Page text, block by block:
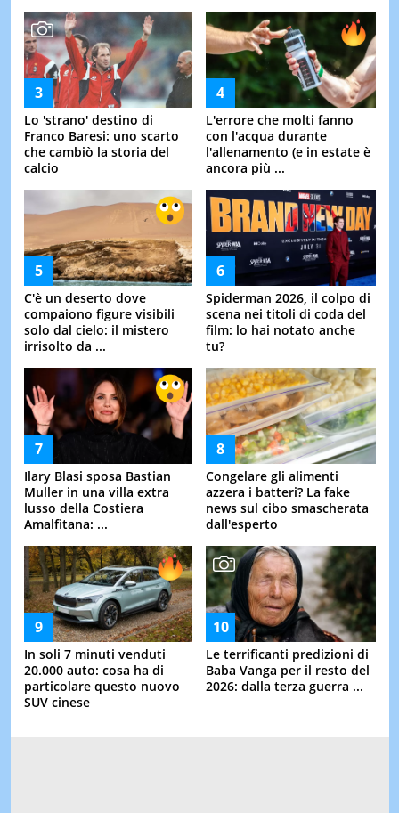
Lo 'strano' destino di
Franco Baresi: uno scarto
che cambiò la storia del
calcio
L'errore che molti fanno
con l'acqua durante
l'allenamento (e in estate è
ancora più ...
C'è un deserto dove
compaiono figure visibili
solo dal cielo: il mistero
irrisolto da ...
Spiderman 2026, il colpo di
scena nei titoli di coda del
film: lo hai notato anche
tu?
Ilary Blasi sposa Bastian
Muller in una villa extra
lusso della Costiera
Amalfitana: ...
Congelare gli alimenti
azzera i batteri? La fake
news sul cibo smascherata
dall'esperto
In soli 7 minuti venduti
20.000 auto: cosa ha di
particolare questo nuovo
SUV cinese
Le terrificanti predizioni di
Baba Vanga per il resto del
2026: dalla terza guerra ...